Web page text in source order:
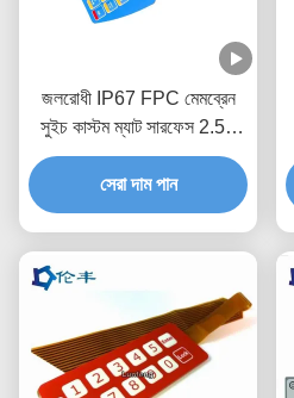
জলরোধী IP67 FPC মেমব্রেন
সুইচ কাস্টম ম্যাট সারফেস 2.54
মিমি সংযোগকারী
সেরা দাম পান